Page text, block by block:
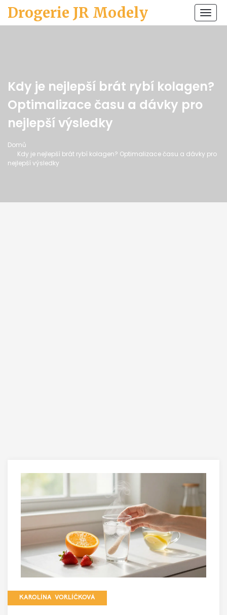
Drogerie JR Modely
Kdy je nejlepší brát rybí kolagen?
Optimalizace času a dávky pro
nejlepší výsledky
Domů
Kdy je nejlepší brát rybí kolagen? Optimalizace času a dávky pro
nejlepší výsledky
KAROLÍNA VORLÍČKOVÁ